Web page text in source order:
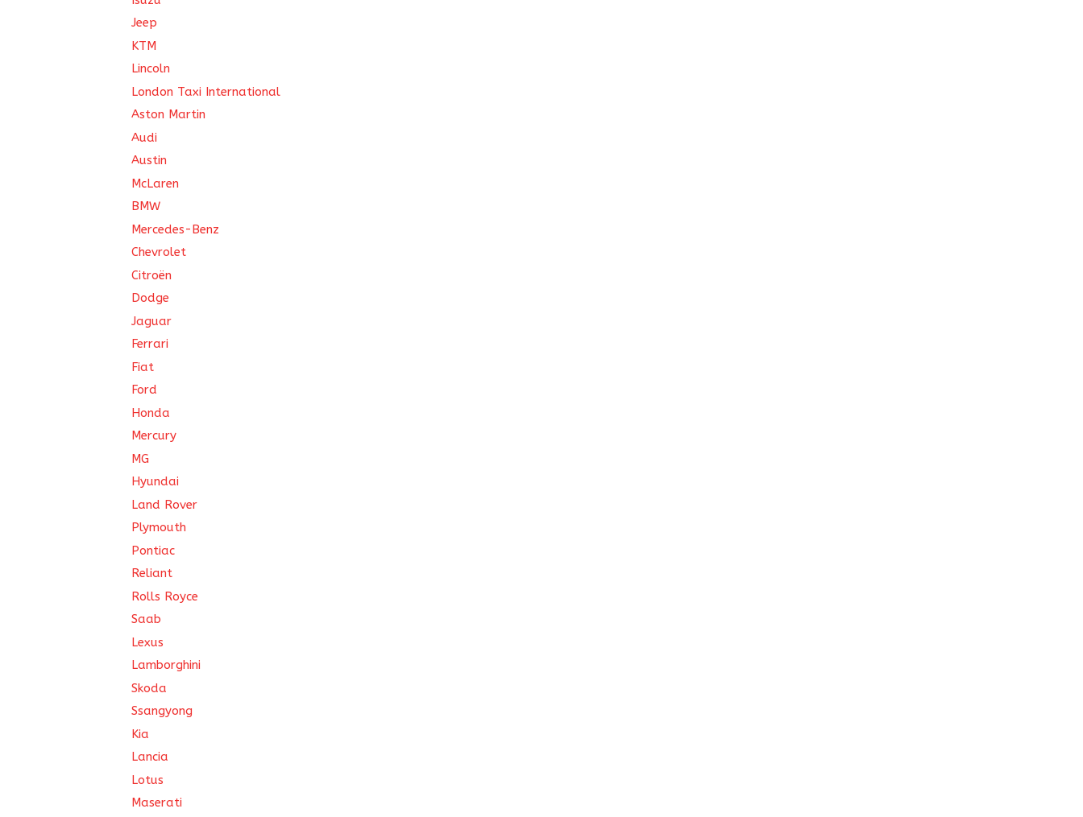
Jeep
KTM
Lincoln
London Taxi International
Aston Martin
Audi
Austin
McLaren
BMW
Mercedes-Benz
Chevrolet
Citroën
Dodge
Jaguar
Ferrari
Fiat
Ford
Honda
Mercury
MG
Hyundai
Land Rover
Plymouth
Pontiac
Reliant
Rolls Royce
Saab
Lexus
Lamborghini
Skoda
Ssangyong
Kia
Lancia
Lotus
Maserati